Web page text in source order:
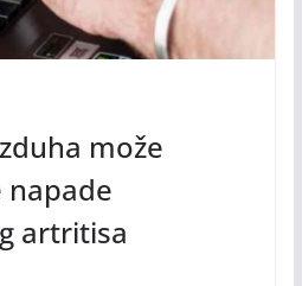
može
napade
artritisa